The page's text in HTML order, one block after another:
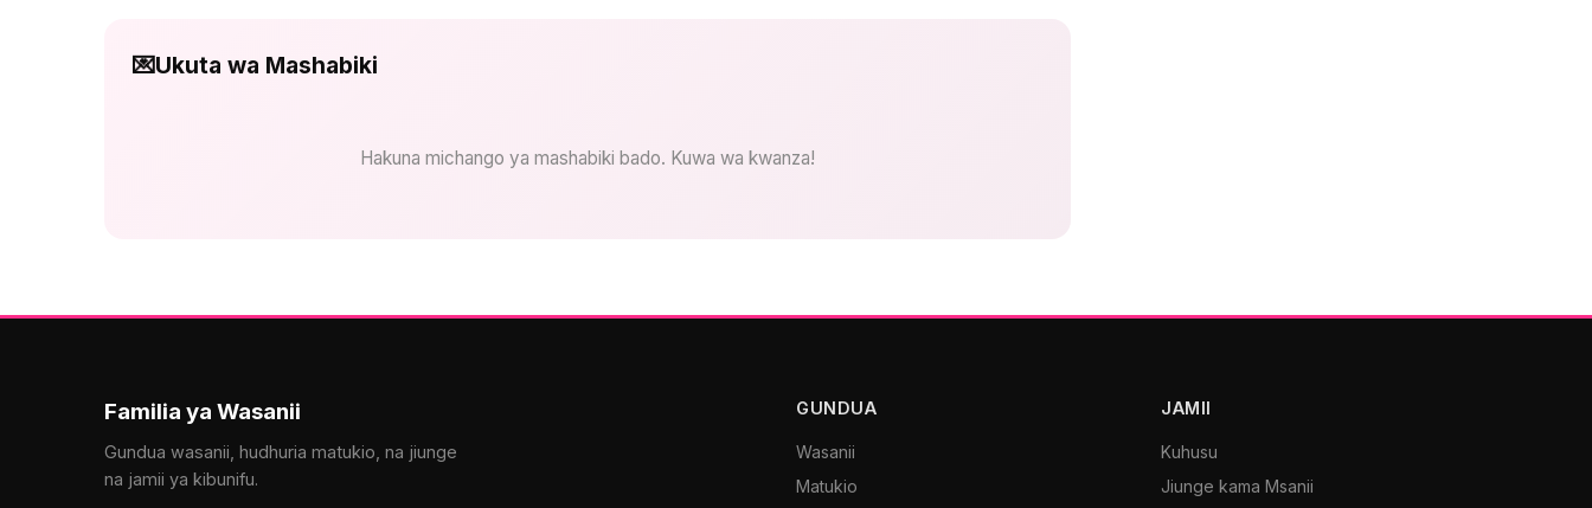
💌Ukuta wa Mashabiki
Hakuna michango ya mashabiki bado. Kuwa wa kwanza!
Familia ya Wasanii
Gundua wasanii, hudhuria matukio, na jiunge
na jamii ya kibunifu.
GUNDUA
Wasanii
Matukio
JAMII
Kuhusu
Jiunge kama Msanii